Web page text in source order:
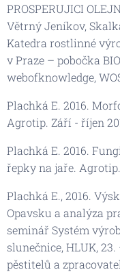
PROSPERUJICI
Větrný Jeníkov,
Katedra rostlinné
v Praze – pobočka
webofknowledge,
Plachká E. 2016.
Agrotip. Září - říjen
Plachká E. 2016.
řepky na jaře. Agrotip.
Plachká E., 2016.
Opavsku a analýza
seminář Systém
slunečnice, HLUK, 23.
pěstitelů a